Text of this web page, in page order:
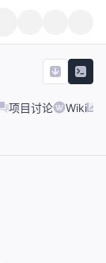
项目讨论 Wiki